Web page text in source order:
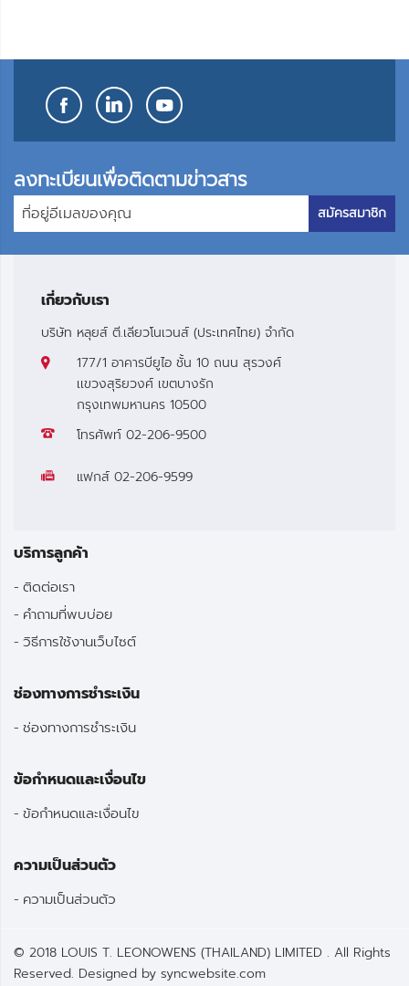
ลงทะเบียนเพื่อติดตามข่าวสาร
สมัครสมาชิก
เกี่ยวกับเรา
บริษัท หลุยส์ ตี.เลียวโนเวนส์ (ประเทศไทย) จำกัด
177/1 อาคารบียูไอ ชั้น 10 ถนน สุรวงศ์
เเขวงสุริยวงศ์ เขตบางรัก
กรุงเทพมหานคร 10500
โทรศัพท์ 02-206-9500
แฟกส์ 02-206-9599
บริการลูกค้า
ติดต่อเรา
คำถามที่พบบ่อย
วิธีการใช้งานเว็บไซต์
ช่องทางการชำระเงิน
ช่องทางการชำระเงิน
ข้อกำหนดและเงื่อนไข
ข้อกำหนดและเงื่อนไข
ความเป็นส่วนตัว
ความเป็นส่วนตัว
© 2018 LOUIS T. LEONOWENS (THAILAND) LIMITED . All Rights
Reserved. Designed by syncwebsite.com